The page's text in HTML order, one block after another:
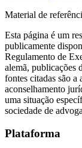
Material de
Esta página é um
publicamente
Regulamento de
alemã, publicações
fontes citadas são
aconselhamento
uma situação
sociedade de
Plataforma